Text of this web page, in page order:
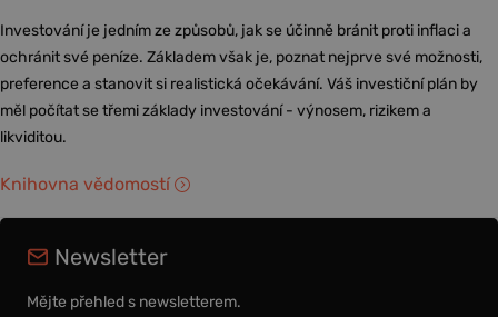
Investování je jedním ze způsobů, jak se účinně bránit proti inflaci a
ochránit své peníze. Základem však je, poznat nejprve své možnosti,
preference a stanovit si realistická očekávání. Váš investiční plán by
měl počítat se třemi základy investování - výnosem, rizikem a
likviditou.
Knihovna vědomostí
Newsletter
Mějte přehled s newsletterem.